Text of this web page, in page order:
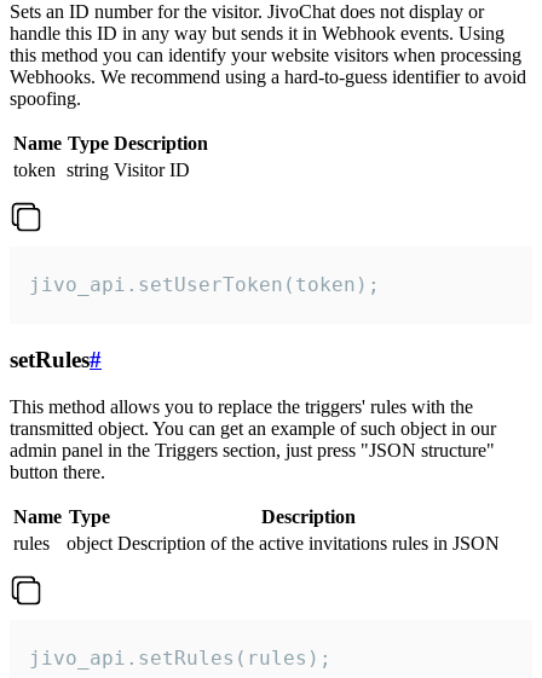
Sets an ID number for the visitor. JivoChat does not display or
handle this ID in any way but sends it in Webhook events. Using
this method you can identify your website visitors when processing
Webhooks. We recommend using a hard-to-guess identifier to avoid
spoofing.
Name Type Description
token string Visitor ID
jivo_api.setUserToken(token);
setRules#
This method allows you to replace the triggers' rules with the
transmitted object. You can get an example of such object in our
admin panel in the Triggers section, just press "JSON structure"
button there.
Name Type
Description
rules
object Description of the active invitations rules in JSON
jivo_api.setRules(rules);